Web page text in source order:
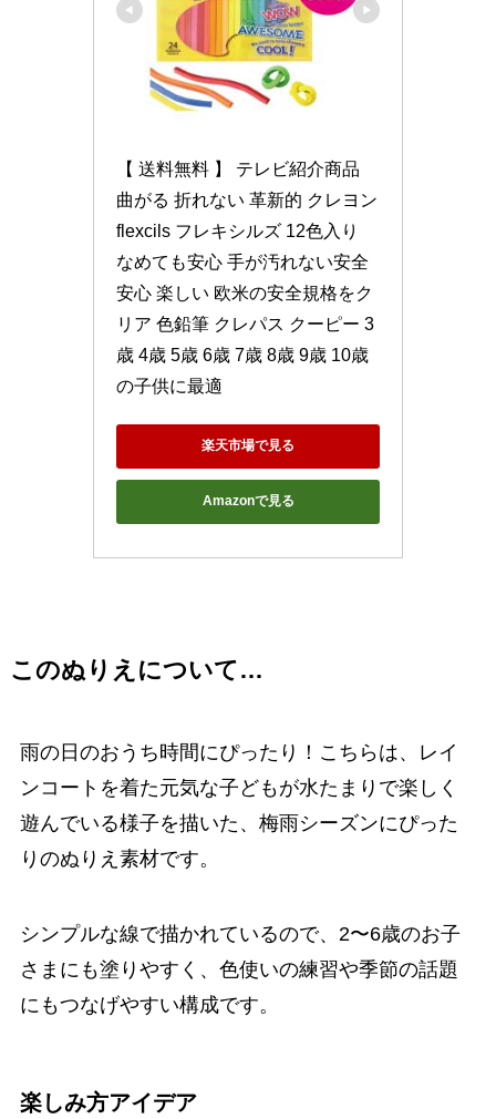
【 送料無料 】 テレビ紹介商品
曲がる 折れない 革新的 クレヨン
flexcils フレキシルズ 12色入り
なめても安心 手が汚れない安全
安心 楽しい 欧米の安全規格をク
リア 色鉛筆 クレパス クーピー 3
歳 4歳 5歳 6歳 7歳 8歳 9歳 10歳
の子供に最適
楽天市場で見る
Amazonで見る
このぬりえについて…
雨の日のおうち時間にぴったり！こちらは、レイ
ンコートを着た元気な子どもが水たまりで楽しく
遊んでいる様子を描いた、梅雨シーズンにぴった
りのぬりえ素材です。
シンプルな線で描かれているので、2〜6歳のお子
さまにも塗りやすく、色使いの練習や季節の話題
にもつなげやすい構成です。
楽しみ方アイデア